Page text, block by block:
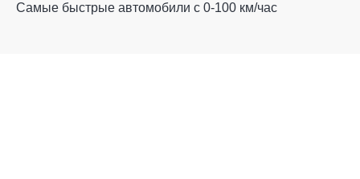
Самые быстрые автомобили с 0-100 км/час